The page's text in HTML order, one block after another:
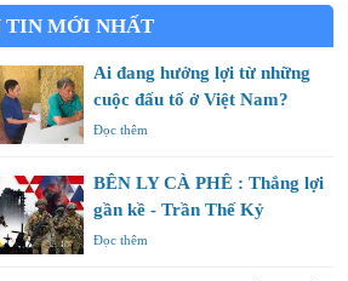
TIN MỚI NHẤT
Ai đang hưởng lợi từ những
cuộc đấu tố ở Việt Nam?
Đọc thêm
BÊN LY CÀ PHÊ : Thắng lợi
gần kề - Trần Thế Kỷ
Đọc thêm